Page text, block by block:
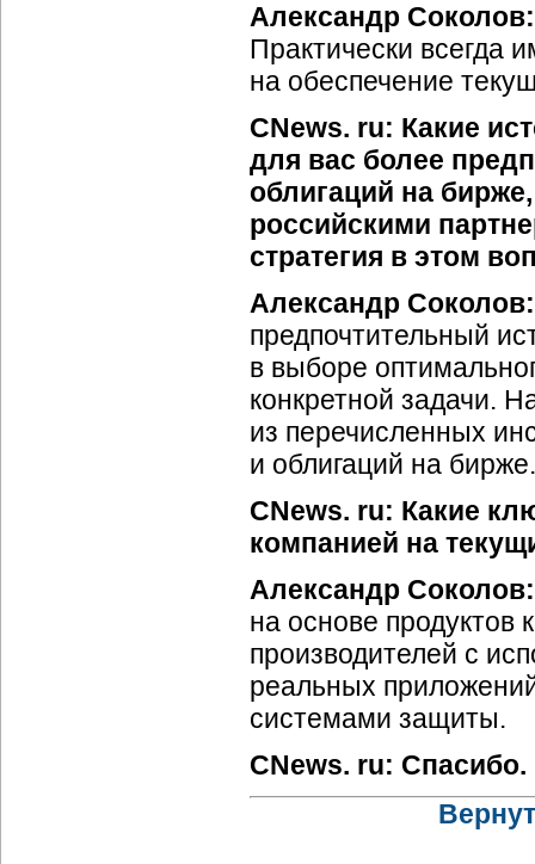
Александр Соколов:
Практически всегда
на обеспечение
CNews. ru: Какие
для вас более
облигаций на
российскими
стратегия в этом
Александр
предпочтительный
в выборе
конкретной задачи.
из перечисленных
и облигаций на бирже.
CNews. ru: Какие
компанией на
Александр Соколов:
на основе продуктов
производителей с
реальных
системами защиты.
CNews. ru: Спасибо.